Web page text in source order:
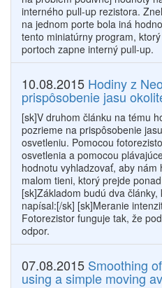
interného pull-up rezistora.
na jednom porte bola iná
tento miniatúrny program,
portoch zapne interný pull-up.
10.08.2015 Hodiny z
prispôsobenie jasu
[sk]V druhom článku na tému
pozrieme na prispôsobenie
osvetleniu. Pomocou
osvetlenia a pomocou
hodnotu vyhladzovať, aby
malom tieni, ktorý prejde
[sk]Základom budú dva
napísal:[/sk] [sk]Meranie
Fotorezistor funguje tak, že
odpor.
07.08.2015 Smoothing
using a simple moving